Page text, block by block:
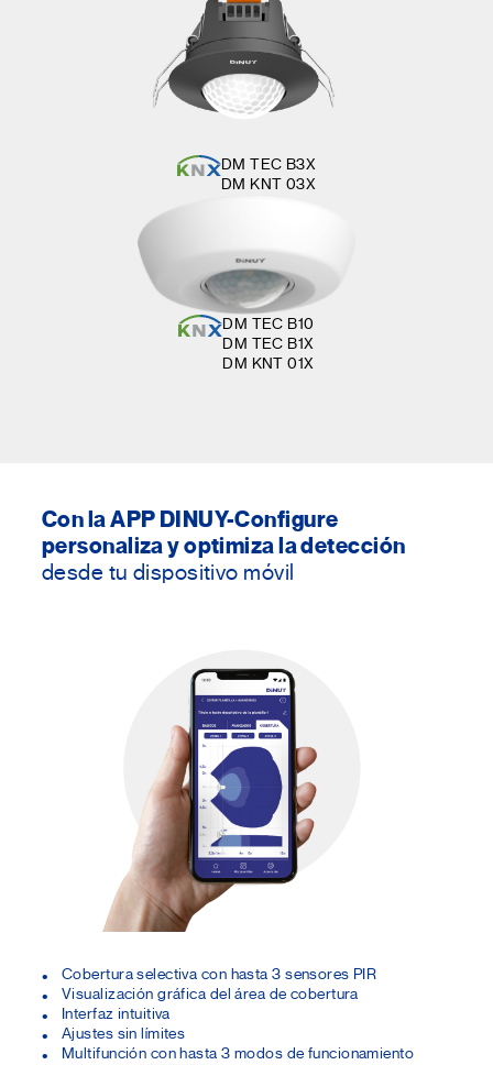
DM TEC B3X
DM KNT 03X
DM TEC B10
DM TEC B1X
DM KNT 01X
Con la APP DINUY-Configure
personaliza y optimiza la detección
desde tu dispositivo móvil
Cobertura selectiva con hasta 3 sensores PIR
Visualización gráfica del área de cobertura
Interfaz intuitiva
Ajustes sin límites
Multifunción con hasta 3 modos de funcionamiento